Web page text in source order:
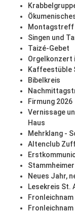
Montagstreff
Singen und
Taizé-Gebet
Orgelkonzert
Kaffeestüble
Bibelkreis
Firmung 2026
Vernissage
Haus
Mehrklang -
Altenclub
Neues Jahr,
Lesekreis St.
Fronleichnam